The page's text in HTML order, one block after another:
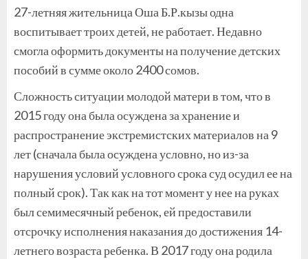
27-летняя жительница Оша Б.Р.кызы одна
воспитывает троих детей, не работает. Недавно
смогла оформить документы на получение детских
пособий в сумме около 2400 сомов.
Сложность ситуации молодой матери в том, что в
2015 году она была осуждена за хранение и
распространение экстремистских материалов на 9
лет (сначала была осуждена условно, но из-за
нарушения условий условного срока суд осудил ее на
полный срок). Так как на тот момент у нее на руках
был семимесячный ребенок, ей предоставили
отсрочку исполнения наказания до достижения 14-
летнего возраста ребенка. В 2017 году она родила